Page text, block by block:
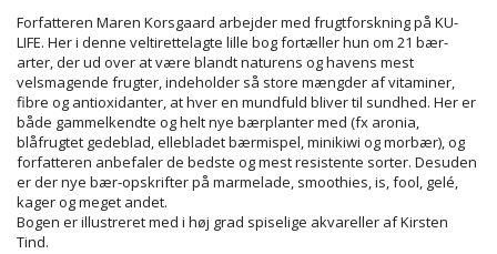
Forfatteren Maren Korsgaard arbejder med frugtforskning på KU-
LIFE. Her i denne veltirettelagte lille bog fortæller hun om 21 bær-
arter, der ud over at være blandt naturens og havens mest
velsmagende frugter, indeholder så store mængder af vitaminer,
fibre og antioxidanter, at hver en mundfuld bliver til sundhed. Her er
både gammelkendte og helt nye bærplanter med (fx aronia,
blåfrugtet gedeblad, ellebladet bærmispel, minikiwi og morbær), og
forfatteren anbefaler de bedste og mest resistente sorter. Desuden
er der nye bær-opskrifter på marmelade, smoothies, is, fool, gelé,
kager og meget andet.
Bogen er illustreret med i høj grad spiselige akvareller af Kirsten
Tind.